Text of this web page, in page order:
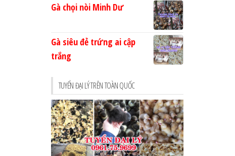
Gà chọi nòi Minh Dư
Gà siêu đẻ trứng ai cập
trắng
TUYỂN ĐẠI LÝ TRÊN TOÀN QUỐC